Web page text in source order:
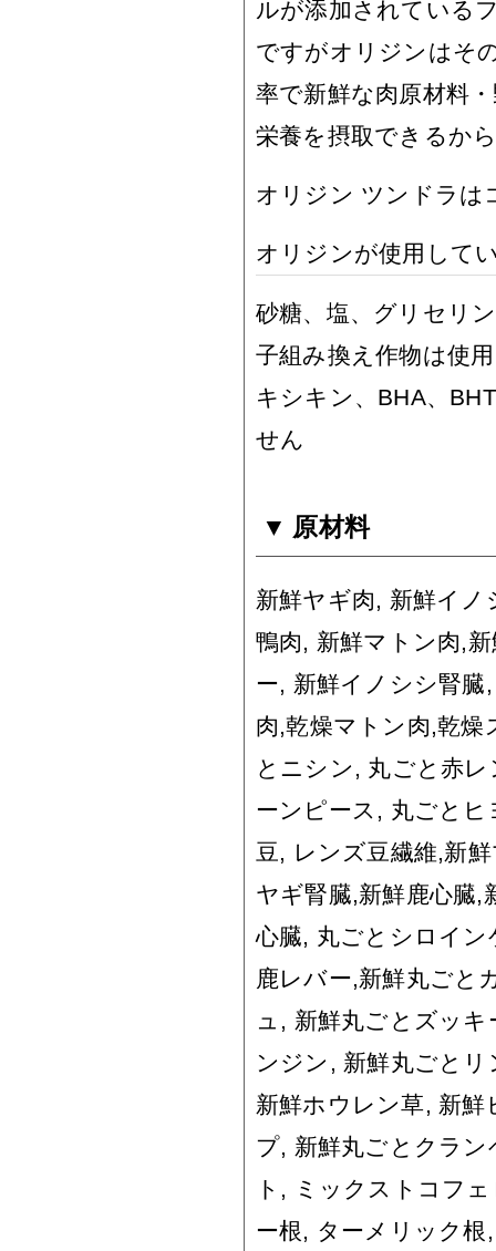
ルが添加されている
ですがオリジンはそ
率で新鮮な肉原材料
栄養を摂取できるか
オリジン ツンドラは
オリジンが使用して
砂糖、塩、グリセリ
子組み換え作物は使
キシキン、BHA、
せん
原材料
新鮮ヤギ肉, 新鮮イ
鴨肉, 新鮮マトン肉,
ー, 新鮮イノシシ腎
肉,乾燥マトン肉,乾
とニシン, 丸ごと赤
ーンピース, 丸ごと
豆, レンズ豆繊維,新
ヤギ腎臓,新鮮鹿心臓
心臓, 丸ごとシロイ
鹿レバー,新鮮丸ごと
ュ, 新鮮丸ごとズッ
ンジン, 新鮮丸ごと
新鮮ホウレン草, 新
プ, 新鮮丸ごとクラ
ト, ミックストコフ
ー根, ターメリック